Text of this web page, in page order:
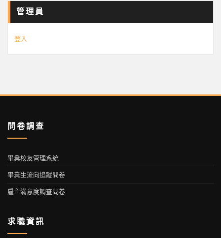
管理員
登入
問卷調查
畢業校友管理系統
畢業生流向追蹤問卷
雇主滿意度調查問卷
求職資訊